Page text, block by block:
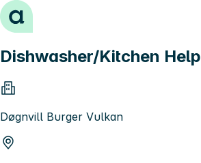
Hopp til innhold
Dishwasher/Kitchen Help
Døgnvill Burger Vulkan